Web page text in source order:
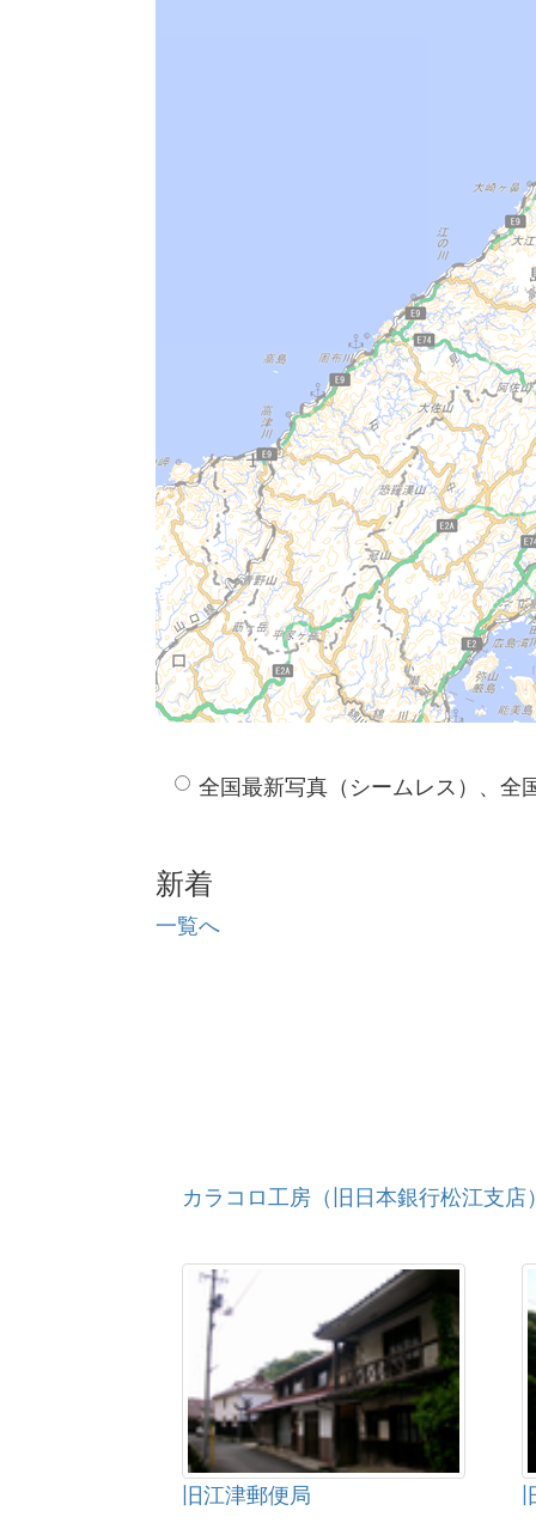
全国最新写真（シームレス）、全
新着
一覧へ
カラコロ工房（旧日本銀行松江支店
旧江津郵便局